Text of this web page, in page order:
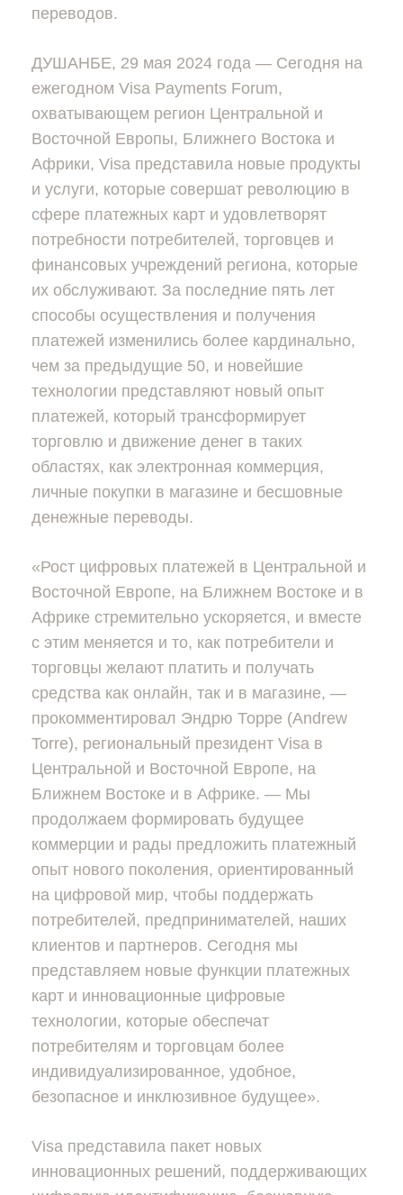
переводов.
ДУШАНБЕ, 29 мая 2024 года — Сегодня на
ежегодном Visa Payments Forum,
охватывающем регион Центральной и
Восточной Европы, Ближнего Востока и
Африки, Visa представила новые продукты
и услуги, которые совершат революцию в
сфере платежных карт и удовлетворят
потребности потребителей, торговцев и
финансовых учреждений региона, которые
их обслуживают. За последние пять лет
способы осуществления и получения
платежей изменились более кардинально,
чем за предыдущие 50, и новейшие
технологии представляют новый опыт
платежей, который трансформирует
торговлю и движение денег в таких
областях, как электронная коммерция,
личные покупки в магазине и бесшовные
денежные переводы.
«Рост цифровых платежей в Центральной и
Восточной Европе, на Ближнем Востоке и в
Африке стремительно ускоряется, и вместе
с этим меняется и то, как потребители и
торговцы желают платить и получать
средства как онлайн, так и в магазине, —
прокомментировал Эндрю Торре (Andrew
Torre), региональный президент Visa в
Центральной и Восточной Европе, на
Ближнем Востоке и в Африке. — Мы
продолжаем формировать будущее
коммерции и рады предложить платежный
опыт нового поколения, ориентированный
на цифровой мир, чтобы поддержать
потребителей, предпринимателей, наших
клиентов и партнеров. Сегодня мы
представляем новые функции платежных
карт и инновационные цифровые
технологии, которые обеспечат
потребителям и торговцам более
индивидуализированное, удобное,
безопасное и инклюзивное будущее».
Visa представила пакет новых
инновационных решений, поддерживающих